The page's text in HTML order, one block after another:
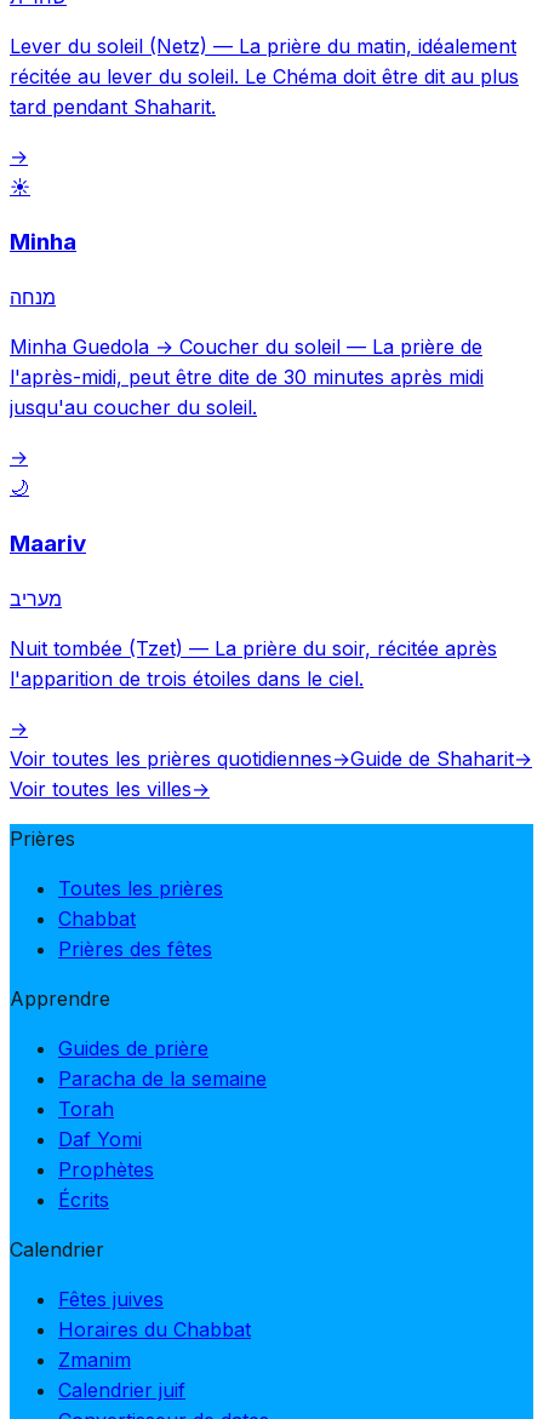
Lever du soleil (Netz) — La prière du matin, idéalement
récitée au lever du soleil. Le Chéma doit être dit au plus
tard pendant Shaharit.
→
☀️
Minha
מנחה
Minha Guedola → Coucher du soleil — La prière de
l'après-midi, peut être dite de 30 minutes après midi
jusqu'au coucher du soleil.
→
🌙
Maariv
מעריב
Nuit tombée (Tzet) — La prière du soir, récitée après
l'apparition de trois étoiles dans le ciel.
→
Voir toutes les prières quotidiennes→Guide de Shaharit→
Voir toutes les villes→
Prières
Toutes les prières
Chabbat
Prières des fêtes
Apprendre
Guides de prière
Paracha de la semaine
Torah
Daf Yomi
Prophètes
Écrits
Calendrier
Fêtes juives
Horaires du Chabbat
Zmanim
Calendrier juif